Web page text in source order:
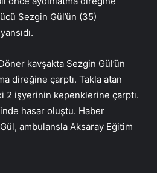
Sezgin Gül’ün (35)
kavşakta Sezgin Gül’ün
direğine çarptı. Takla atan
2 işyerinin kepenklerine çarptı.
hasar oluştu. Haber
ambulansla Aksaray Eğitim